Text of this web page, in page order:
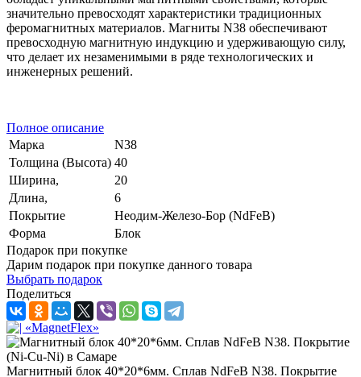
значительно превосходят характеристики традиционных
феромагнитных материалов. Магниты N38 обеспечивают
превосходную магнитную индукцию и удерживающую силу,
что делает их незаменимыми в ряде технологических и
инженерных решений.
Полное описание
Марка
N38
Толщина (Высота) 40
Ширина,
20
Длина,
6
Покрытие
Неодим-Железо-Бор (NdFeB)
Форма
Блок
Подарок при покупке
Дарим подарок при покупке данного товара
Выбрать подарок
Поделиться
Магнитный блок 40*20*6мм. Сплав NdFeB N38. Покрытие